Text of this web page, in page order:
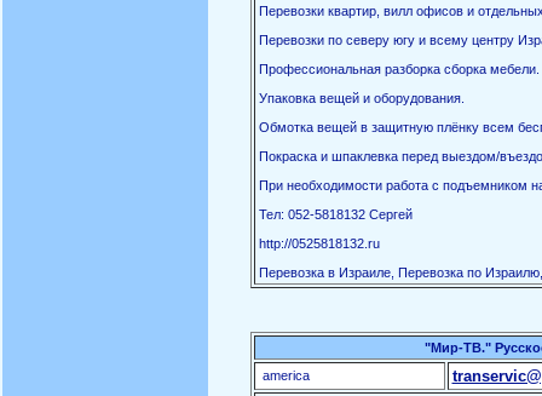
Перевозки квартир, вилл офисов и
Перевозки по северу югу и всему центру
Профессиональная разборка сборка мебели.
Упаковка вещей и оборудования.
Обмотка вещей в защитную плёнку всем
Покраска и шпаклевка перед выездом/
При необходимости работа с подъемником
Тел: 052-5818132 Сергей
http://0525818132.ru
Перевозка в Израиле, Перевозка по
"Мир-ТВ."
america